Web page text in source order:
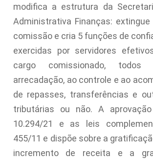
modifica a estrutura da
Administrativa Finanças:
comissão e cria 5 funções de
exercidas por servidores
cargo comissionado, todos
arrecadação, ao controle e ao
de repasses, transferências e
tributárias ou não. A
10.294/21 e as leis
455/11 e dispõe sobre a
incremento de receita e a